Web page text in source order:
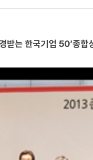
받는 한국기업 50’종합